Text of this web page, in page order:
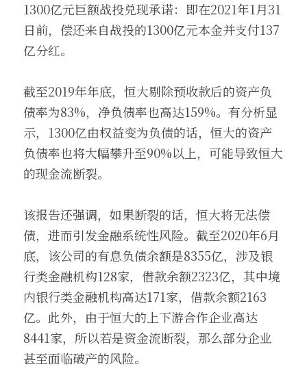
1300亿元巨额战投兑现承诺：即在2021年1月31
日前，偿还来自战投的1300亿元本金并支付137
亿分红。
截至2019年年底，恒大剔除预收款后的资产负
债率为83%，净负债率也高达159%。有分析显
示，1300亿由权益变为负债的话，恒大的资产
负债率也将大幅攀升至90%以上，可能导致恒大
的现金流断裂。
该报告还强调，如果断裂的话，恒大将无法偿
债，进而引发金融系统性风险。截至2020年6月
底，该公司的有息负债余额是8355亿，涉及银
行类金融机构128家，借款余额2323亿，其中境
内银行类金融机构高达171家，借款余额2163
亿。此外，由于恒大的上下游合作企业高达
8441家，所以若是资金流断裂，那么部分企业
甚至面临破产的风险。